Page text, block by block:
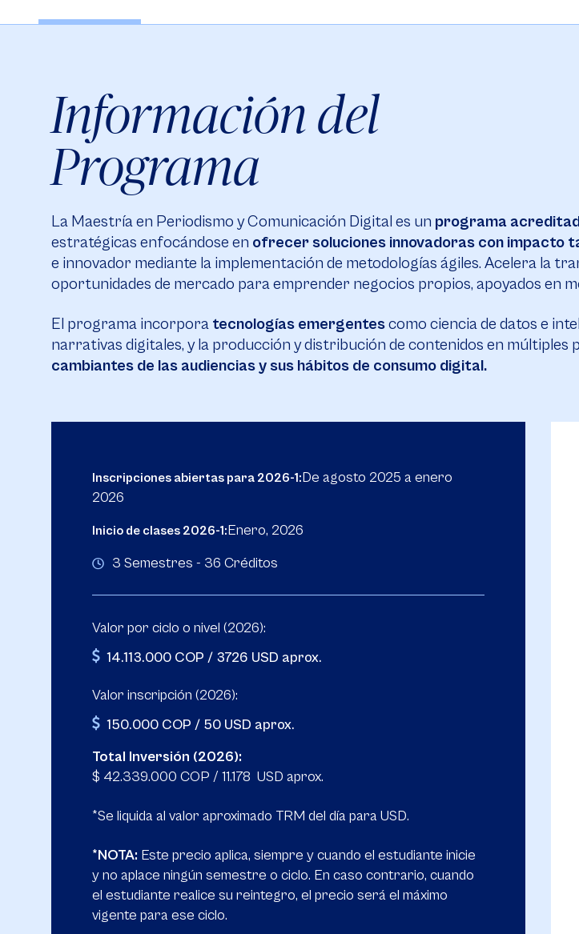
Información del
Programa
La Maestría en Periodismo y Comunicación Digital es un programa
estratégicas enfocándose en ofrecer soluciones innovadoras con impacto
e innovador mediante la implementación de metodologías ágiles. Acelera la
oportunidades de mercado para emprender negocios propios, apoyados en
El programa incorpora tecnologías emergentescomo ciencia de datos e
narrativas digitales, y la producción y distribución de contenidos en múltiples
cambiantes de las audiencias y sus hábitos de consumo digital.
Inscripciones abiertas para 2026-1:De agosto 2025 a enero
2026
Inicio de clases 2026-1:Enero, 2026
3 Semestres - 36 Créditos
Valor por ciclo o nivel (2026):
14.113.000 COP / 3726 USD aprox.
Valor inscripción (2026):
150.000 COP / 50 USD aprox.
Total Inversión (2026):
$ 42.339.000 COP / 11.178 USD aprox.
*Se liquida al valor aproximado TRM del día para USD.
*NOTA: Este precio aplica, siempre y cuando el estudiante inicie
y no aplace ningún semestre o ciclo. En caso contrario, cuando
el estudiante realice su reintegro, el precio será el máximo
vigente para ese ciclo.